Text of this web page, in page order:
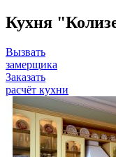
Кухня
Вызвать
замерщика
Заказать
расчёт кухни